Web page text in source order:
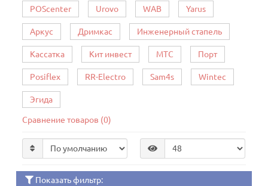
POScenter Urovo WAB Yarus
Аркус Дримкас Инженерный стапель
Кассатка Кит инвест МТС Порт
Posiflex RR-Electro Sam4s Wintec
Эгида
Сравнение товаров (0)
Показать фильтр: